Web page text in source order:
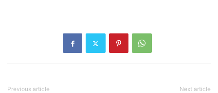
Previous article Next article